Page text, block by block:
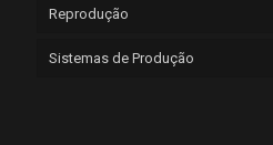
Reprodução
Sistemas de Produção